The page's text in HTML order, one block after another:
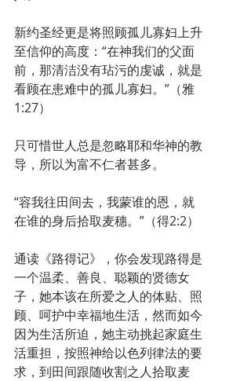
新约圣经更是将照顾孤儿寡妇上升
至信仰的高度：“在神我们的父面
前，那清洁没有玷污的虔诚，就是
看顾在患难中的孤儿寡妇。”（雅
1:27）
只可惜世人总是忽略耶和华神的教
导，所以为富不仁者甚多。
“容我往田间去，我蒙谁的恩，就
在谁的身后拾取麦穗。”（得2:2）
通读《路得记》，你会发现路得是
一个温柔、善良、聪颖的贤德女
子，她本该在所爱之人的体贴、照
顾、呵护中幸福地生活，然而如今
因为生活所迫，她主动挑起家庭生
活重担，按照神给以色列律法的要
求，到田间跟随收割之人拾取麦